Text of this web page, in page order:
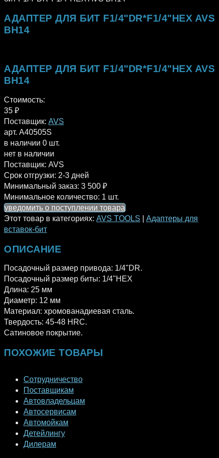
АДАПТЕР ДЛЯ БИТ F1/4"DR*F1/4"HEX AVS
BH14
АДАПТЕР ДЛЯ БИТ F1/4"DR*F1/4"HEX AVS
BH14
Стоимость:
35 ₽
Поставщик: AVS
арт. A40505S
в наличии 0 шт.
нет в наличии
Поставщик: AVS
Срок отгрузки: 2-3 дней
Минимальный заказ: 3 500 ₽
Минимальное количество: 1 шт.
уведомить о поступлении товара
Этот товар в категориях: AVS TOOLS
Адаптеры для
вставок-бит
ОПИСАНИЕ
Посадочный размер привода: 1/4"DR.
Посадочный размер биты: 1/4"HEX
Длина: 25 мм
Диаметр: 12 мм
Материал: хромованадиевая сталь.
Твердость: 45-48 HRC.
Сатиновое покрытие.
ПОХОЖИЕ ТОВАРЫ
Сотрудничество
Поставщикам
Автовладельцам
Автосервисам
Автомойкам
Детейлингу
Дилерам